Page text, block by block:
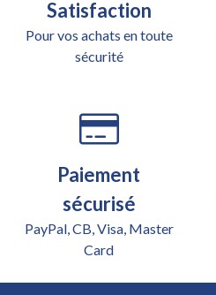
Satisfaction
Pour vos achats en toute
sécurité
Paiement
sécurisé
PayPal, CB, Visa, Master
Card